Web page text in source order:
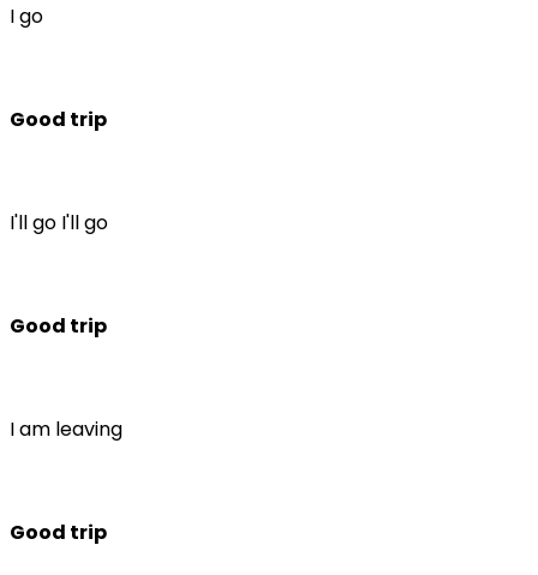
I go
Good trip
I'll go I'll go
Good trip
I am leaving
Good trip